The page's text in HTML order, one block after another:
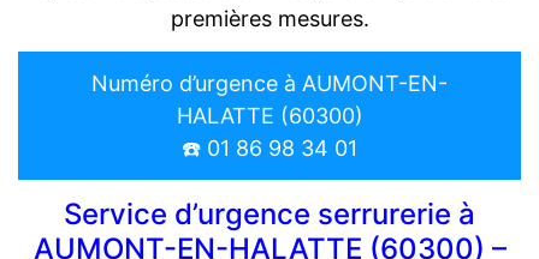
premières mesures.
Numéro d’urgence à AUMONT-EN-
HALATTE (60300)
☎️ 01 86 98 34 01
Service d’urgence serrurerie à
AUMONT-EN-HALATTE (60300) –